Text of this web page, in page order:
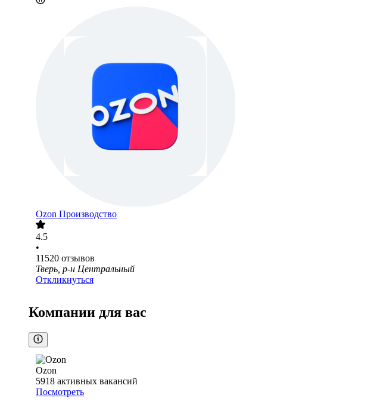
Ozon Производство
4.5
•
11520 отзывов
Тверь, р-н Центральный
Откликнуться
Компании для вас
Ozon
5918 активных вакансий
Посмотреть